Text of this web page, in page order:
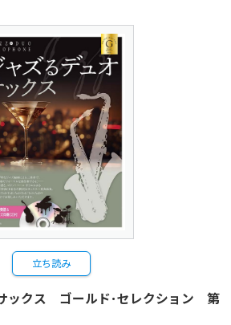
立ち読み
ックス ゴールド･セレクション 第